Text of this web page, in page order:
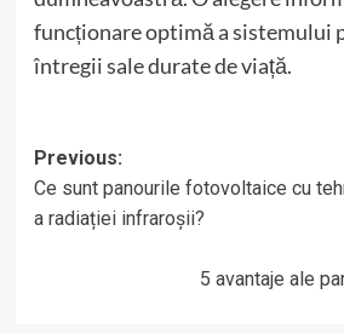
funcționare optimă a sistemului
întregii sale durate de viață.
Post
navigation
Previous:
Ce sunt panourile fotovoltaice cu
a radiației infraroșii?
5 avantaje ale